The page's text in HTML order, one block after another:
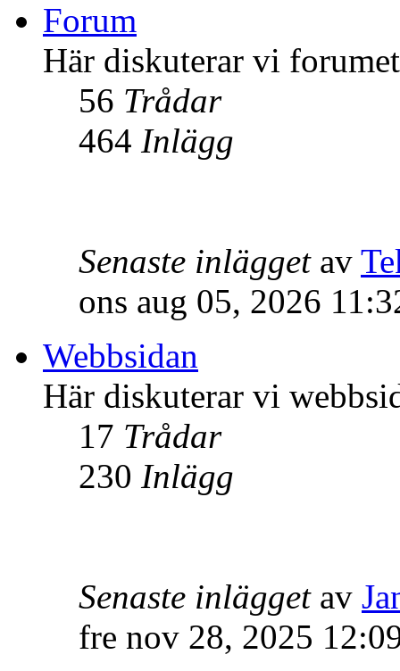
Forum
Här diskuterar vi
56 Trådar
464 Inlägg
Senaste inläggetav
ons aug 05, 2026
Webbsidan
Här diskuterar vi
17 Trådar
230 Inlägg
Senaste inläggetav
fre nov 28, 2025